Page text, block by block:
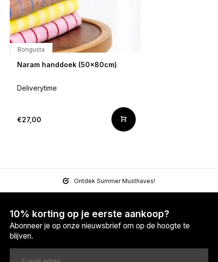
Bongusta
Naram handdoek (50x80cm)
Deliverytime
€27,00
Ontdek Summer Musthaves!
10% korting op je eerste aankoop?
Abonneer je op onze nieuwsbrief om op de hoogte te
blijven.